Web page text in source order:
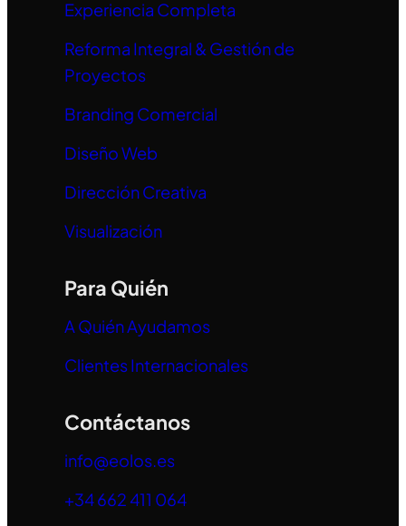
Experiencia Completa
Reforma Integral & Gestión de
Proyectos
Branding Comercial
Diseño Web
Dirección Creativa
Visualización
Para Quién
A Quién Ayudamos
Clientes Internacionales
Contáctanos
info@eolos.es
+34 662 411 064